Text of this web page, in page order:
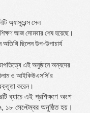
অ্যাসুরেন্স সেল
আজ সোমবার শেষ হয়েছে।
অতিথি ছিলেন উপ-উপাচার্য
এই অনুষ্ঠানে অন্যদের
ও আইকিউএসসি’র
করেন।
ব্যাচে এই প্রশিক্ষণে অংশ
১৮ সেপ্টেম্বর অনুষ্ঠিত হয়।